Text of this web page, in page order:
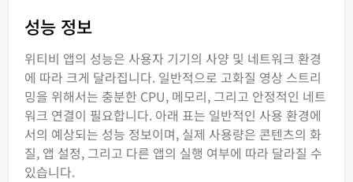
성능 정보
위티비 앱의 성능은 사용자 기기의 사양 및 네트워크 환경
에 따라 크게 달라집니다. 일반적으로 고화질 영상 스트리
밍을 위해서는 충분한 CPU, 메모리, 그리고 안정적인 네트
워크 연결이 필요합니다. 아래 표는 일반적인 사용 환경에
서의 예상되는 성능 정보이며, 실제 사용량은 콘텐츠의 화
질, 앱 설정, 그리고 다른 앱의 실행 여부에 따라 달라질 수
있습니다.